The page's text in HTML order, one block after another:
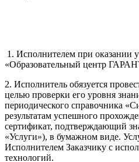
1. Исполнителем при
«Образовательный центр
2. Исполнитель обязуется
целью проверки его уровня
периодического справочника
результатам успешного
сертификат, подтверждающий
«Услуги»), в бумажном виде.
Исполнителем Заказчику с
технологий.